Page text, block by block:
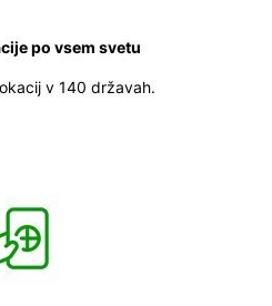
po vsem svetu
v 140 državah.